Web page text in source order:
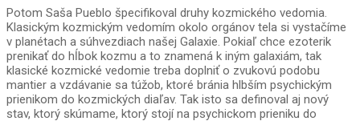
Potom Saša Pueblo špecifikoval druhy kozmického vedomia.
Klasickým kozmickým vedomím okolo orgánov tela si vystačíme
v planétach a súhvezdiach našej Galaxie. Pokiaľ chce ezoterik
prenikať do hĺbok kozmu a to znamená k iným galaxiám, tak
klasické kozmické vedomie treba doplniť o zvukovú podobu
mantier a vzdávanie sa túžob, ktoré bránia hlbším psychickým
prienikom do kozmických diaľav. Tak isto sa definoval aj nový
stav, ktorý skúmame, ktorý stojí na psychickom prieniku do